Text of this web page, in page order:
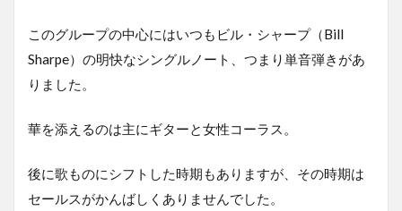
このグループの中心にはいつもビル・シャープ（Bill
Sharpe）の明快なシングルノート、つまり単音弾きがあ
りました。
華を添えるのは主にギターと女性コーラス。
後に歌ものにシフトした時期もありますが、その時期は
セールスがかんばしくありませんでした。